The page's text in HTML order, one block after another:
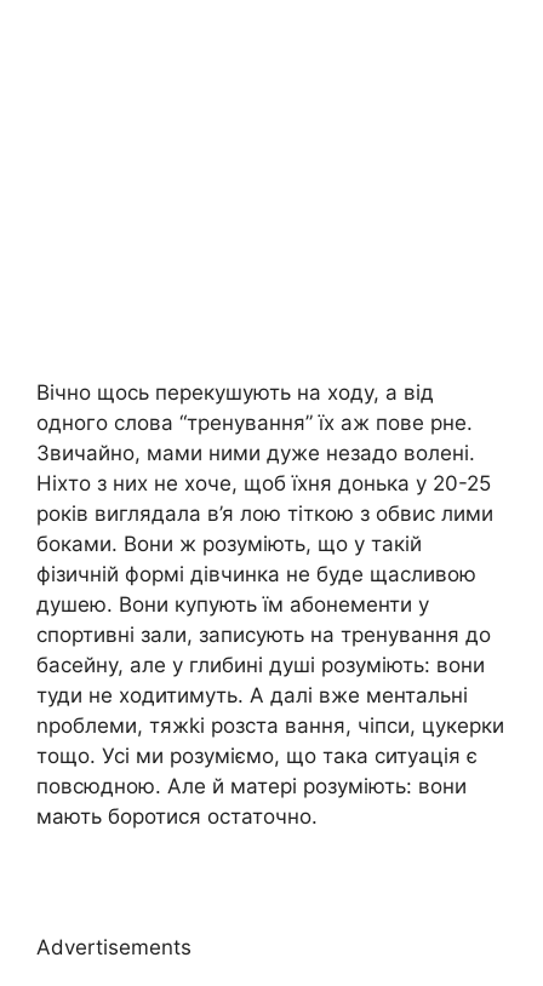
Вічно щось перекушують на ходу, а від
одного слова “тренування” їх аж пове рне.
Звичайно, мами ними дуже незадо волені.
Ніхто з них не хоче, щоб їхня донька у 20-25
років виглядала в’я лою тіткою з обвис лими
боками. Вони ж розуміють, що у такій
фізичній формі дівчинка не буде щасливою
душею. Вони купують їм абонементи у
спортивні зали, записують на тренування до
басейну, але у глибині душі розуміють: вони
туди не ходитимуть. А далі вже ментальні
nроблеми, тяжkі розста вання, чіпси, цукерки
тощо. Усі ми розуміємо, що така ситуація є
повсюдною. Але й матері розуміють: вони
мають боротися остаточно.
Advertisements